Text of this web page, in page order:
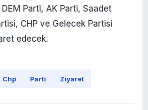
DEM Parti, AK Parti, Saadet
CHP ve Gelecek Partisi
edecek.
Chp Parti Ziyaret